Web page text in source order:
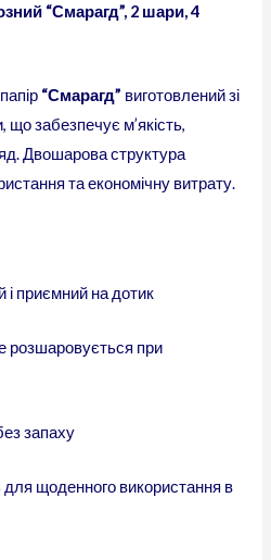
“Смарагд”, 2 шари, 4
“Смарагд” виготовлений зі
забезпечує м’якість,
Двошарова структура
та економічну витрату.
і приємний на дотик
розшаровується при
запаху
для щоденного використання в